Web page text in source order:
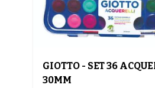
GIOTTO - SET 36
30MM